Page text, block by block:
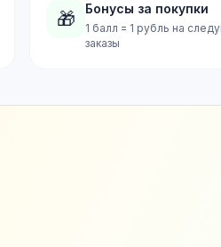
🎁 Бонусы за покупки
1 балл = 1 рубль на
заказы